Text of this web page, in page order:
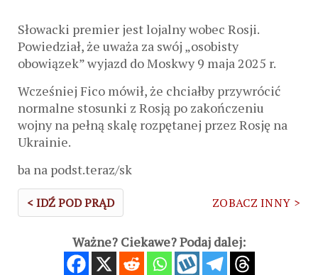
Słowacki premier jest lojalny wobec Rosji.
Powiedział, że uważa za swój „osobisty
obowiązek” wyjazd do Moskwy 9 maja 2025 r.
Wcześniej Fico mówił, że chciałby przywrócić
normalne stosunki z Rosją po zakończeniu
wojny na pełną skalę rozpętanej przez Rosję na
Ukrainie.
ba na podst.teraz/sk
< IDŹ POD PRĄD ZOBACZ INNY >
Ważne? Ciekawe? Podaj dalej: